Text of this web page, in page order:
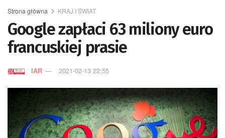
Strona główna KRAJ I ŚWIAT
Google zapłaci 63 miliony euro
francuskiej prasie
IAR 2021-02-13 22:55